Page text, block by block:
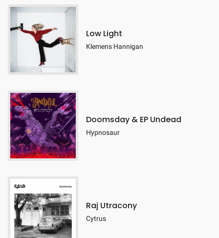
Low Light
Klemens Hannigan
Doomsday & EP Undead
Hypnosaur
Raj Utracony
Cytrus